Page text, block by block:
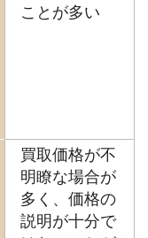
ことが多い
買取価格が不
明瞭な場合が
多く、価格の
説明が十分で